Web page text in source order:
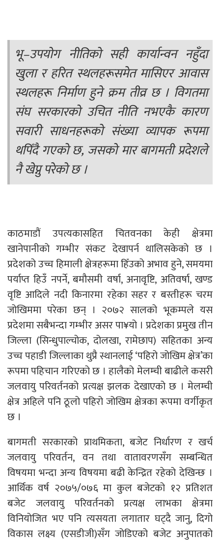
भू–उपयोग नीतिको सही कार्यान्वन नहुँदा
खुला र हरित स्थलहरूसमेत मासिएर आवास
स्थलहरू निर्माण हुने क्रम तीव्र छ । विगतमा
संघ सरकारको उचित नीति नभएकै कारण
सवारी साधनहरूको संख्या व्यापक रूपमा
थपिँदै गएको छ, जसको मार बागमती प्रदेशले
नै खेप्नु परेको छ ।
काठमाडौं उपत्यकासहित चितवनका केही क्षेत्रमा
खानेपानीको गम्भीर संकट देखापर्न थालिसकेको छ ।
प्रदेशको उच्च हिमाली क्षेत्रहरूमा हिँउको अभाव हुने, समयमा
पर्याप्त हिउँ नपर्ने, बमौसमी वर्षा, अनावृष्टि, अतिवर्षा, खण्ड
वृष्टि आदिले नदी किनारमा रहेका सहर र बस्तीहरू चरम
जोखिममा परेका छन् । २०७२ सालको भूकम्पले यस
प्रदेशमा सबैभन्दा गम्भीर असर पा¥यो । प्रदेशका प्रमुख तीन
जिल्ला (सिन्धुपाल्चोक, दोलखा, रामेछाप) सहितका अन्य
उच्च पहाडी जिल्लाका थुप्रै स्थानलाई ‘पहिरो जोखिम क्षेत्र’का
रूपमा पहिचान गरिएको छ । हालैको मेलम्ची बाढीले कसरी
जलवायु परिवर्तनको प्रत्यक्ष झलक देखाएको छ । मेलम्ची
क्षेत्र अहिले पनि ठूलो पहिरो जोखिम क्षेत्रका रूपमा वर्गीकृत
छ ।
बागमती सरकारको प्राथमिकता, बजेट निर्धारण र खर्च
जलवायु परिवर्तन, वन तथा वातावरणसँग सम्बन्धित
विषयमा भन्दा अन्य विषयमा बढी केन्द्रित रहेको देखिन्छ ।
आर्थिक वर्ष २०७५/०७६ मा कुल बजेटको १२ प्रतिशत
बजेट जलवायु परिवर्तनको प्रत्यक्ष लाभका क्षेत्रमा
विनियोजित भए पनि त्यसयता लगातार घट्दै जानु, दिगो
विकास लक्ष्य (एसडीजी)सँग जोडिएको बजेट अनुपातको